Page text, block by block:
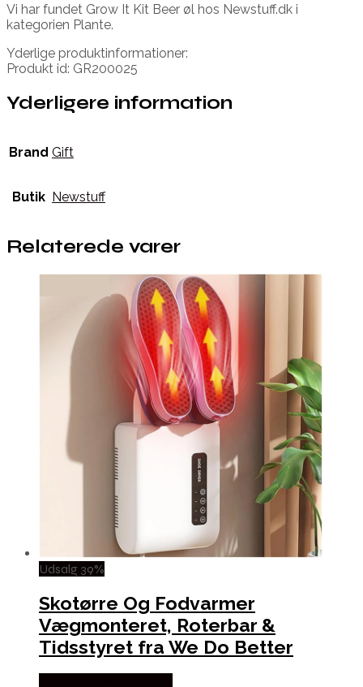
Vi har fundet Grow It Kit Beer øl hos Newstuff.dk i
kategorien Plante.
Yderlige produktinformationer:
Produkt id: GR200025
Yderligere information
Brand Gift
Butik Newstuff
Relaterede varer
Udsalg 39%
Skotørre Og Fodvarmer
Vægmonteret, Roterbar &
Tidsstyret fra We Do Better